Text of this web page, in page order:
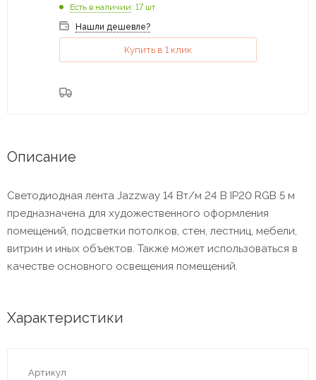
Есть в наличии: 17 шт
Нашли дешевле?
Купить в 1 клик
Описание
Светодиодная лента Jazzway 14 Вт/м 24 В IP20 RGB 5 м
предназначена для художественного оформления
помещений, подсветки потолков, стен, лестниц, мебели,
витрин и иных объектов. Также может использоваться в
качестве основного освещения помещений.
Характеристики
Артикул